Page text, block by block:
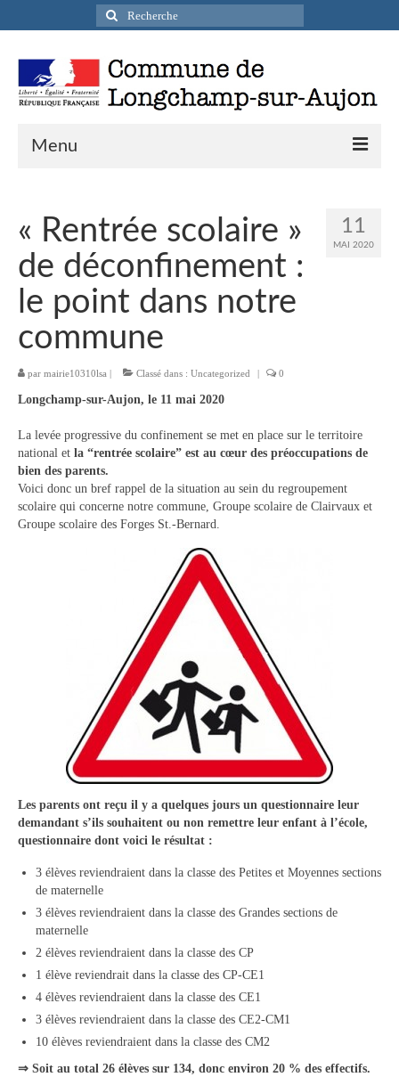
Rechercher
:
Menu
Infos pratiques
Présentation de la commune
Accueil en mairie
Longchamp-sur-Aujon en cartes postales
Accès / Transports
Hébergement
Services publics
Formalités administratives
Qualité de l’eau
Téléphonie mobile / Internet
Collecte des déchets
Affouages
Location de salles
Services funéraires
Vie municipale
Aujon
Les réunions du Conseil municipal
Les réunions du Conseil communautaire
(CCRB)
Budget communal & fiscalité
Vie scolaire
11
MAI 2020
« Rentrée scolaire »
de déconfinement :
le point dans notre
commune
par mairie10310lsa Classé dans : Uncategorized 0
Longchamp-sur-Aujon, le 11 mai 2020
La levée progressive du confinement se met en place sur le territoire
national et la “rentrée scolaire” est au cœur des préoccupations de
bien des parents.
Voici donc un bref rappel de la situation au sein du regroupement
scolaire qui concerne notre commune, Groupe scolaire de Clairvaux et
Groupe scolaire des Forges St.-Bernard.
Les parents ont reçu il y a quelques jours un questionnaire leur
demandant s’ils souhaitent ou non remettre leur enfant à l’école,
questionnaire dont voici le résultat :
3 élèves reviendraient dans la classe des Petites et Moyennes sections
de maternelle
3 élèves reviendraient dans la classe des Grandes sections de
maternelle
2 élèves reviendraient dans la classe des CP
1 élève reviendrait dans la classe des CP-CE1
4 élèves reviendraient dans la classe des CE1
3 élèves reviendraient dans la classe des CE2-CM1
10 élèves reviendraient dans la classe des CM2
⇒ Soit au total 26 élèves sur 134, donc environ 20 % des effectifs.